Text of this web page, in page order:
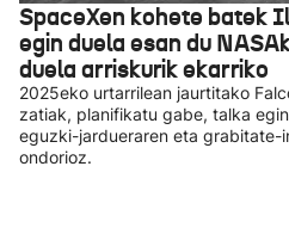
SpaceXen kohete batek
egin duela esan du
duela arriskurik ekarriko
2025eko urtarrilean jaurtitako
zatiak, planifikatu gabe, talka
eguzki-jardueraren eta grabitate-
ondorioz.